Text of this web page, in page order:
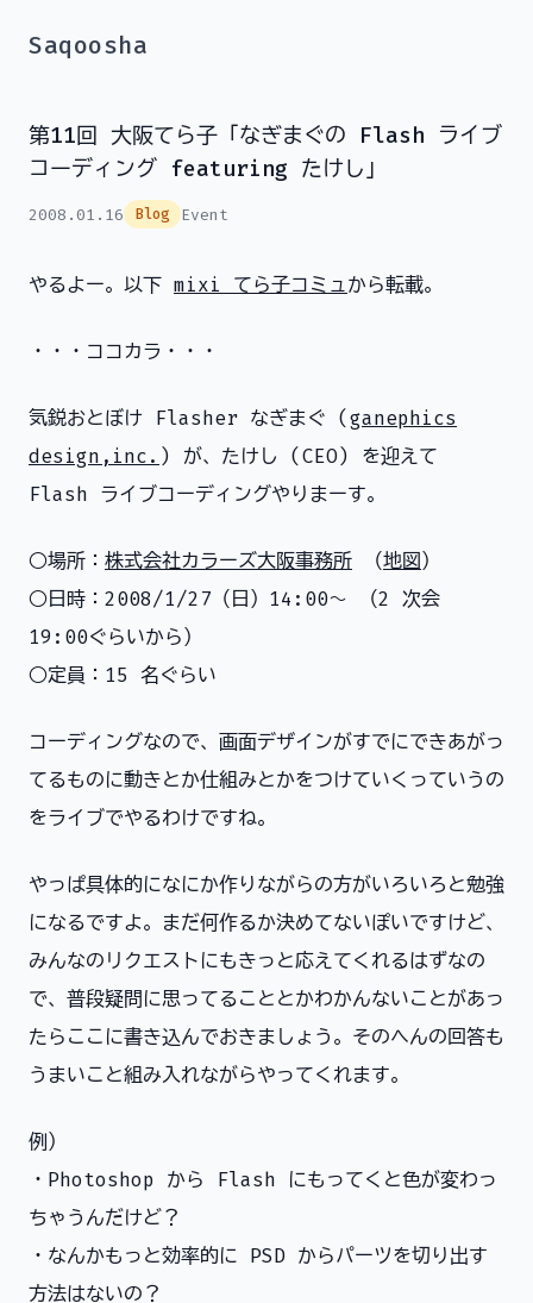
Saqoosha
第11回 大阪てら子「なぎまぐの Flash ライブ
コーディング featuring たけし」
2008.01.16 Blog Event
やるよー。以下 mixi てら子コミュから転載。
・・・ココカラ・・・
気鋭おとぼけ Flasher なぎまぐ ( ganephics
design,inc. ) が、たけし (CEO) を迎えて
Flash ライブコーディングやりまーす。
○場所： 株式会社カラーズ大阪事務所 （地図 ）
○日時：2008/1/27（日）14:00〜 （2 次会
19:00ぐらいから）
○定員：15 名ぐらい
コーディングなので、画面デザインがすでにできあがっ
てるものに動きとか仕組みとかをつけていくっていうの
をライブでやるわけですね。
やっぱ具体的になにか作りながらの方がいろいろと勉強
になるですよ。まだ何作るか決めてないぽいですけど、
みんなのリクエストにもきっと応えてくれるはずなの
で、普段疑問に思ってることとかわかんないことがあっ
たらここに書き込んでおきましょう。そのへんの回答も
うまいこと組み入れながらやってくれます。
例）
・Photoshop から Flash にもってくと色が変わっ
ちゃうんだけど？
・なんかもっと効率的に PSD からパーツを切り出す
方法はないの？